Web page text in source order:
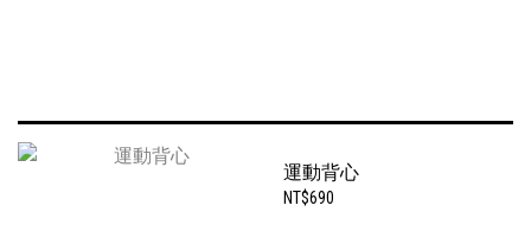
運動背心
NT$690